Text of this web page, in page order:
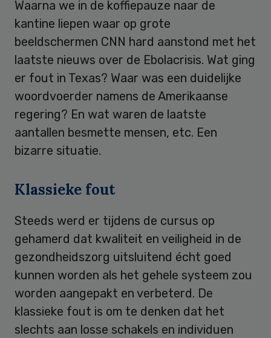
Waarna we in de koffiepauze naar de
kantine liepen waar op grote
beeldschermen CNN hard aanstond met het
laatste nieuws over de Ebolacrisis. Wat ging
er fout in Texas? Waar was een duidelijke
woordvoerder namens de Amerikaanse
regering? En wat waren de laatste
aantallen besmette mensen, etc. Een
bizarre situatie.
Klassieke fout
Steeds werd er tijdens de cursus op
gehamerd dat kwaliteit en veiligheid in de
gezondheidszorg uitsluitend écht goed
kunnen worden als het gehele systeem zou
worden aangepakt en verbeterd. De
klassieke fout is om te denken dat het
slechts aan losse schakels en individuen